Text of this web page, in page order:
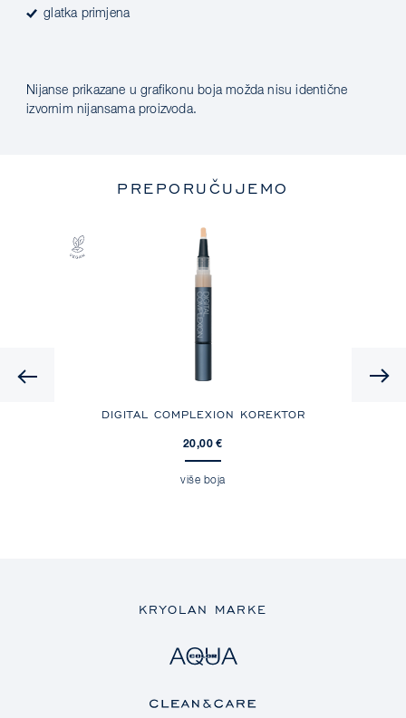
glatka primjena
Nijanse prikazane u grafikonu boja možda nisu identične
izvornim nijansama proizvoda.
PREPORUČUJEMO
DIGITAL COMPLEXION KOREKTOR
20,00 €
više boja
KRYOLAN MARKE